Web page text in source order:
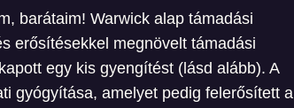
barátaim! Warwick alap támadási
erősítésekkel megnövelt támadási
egy kis gyengítést (lásd alább). A
gyógyítása, amelyet pedig felerősített a